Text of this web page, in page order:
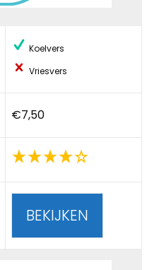
Koelvers
Vriesvers
€7,50
BEKIJKEN